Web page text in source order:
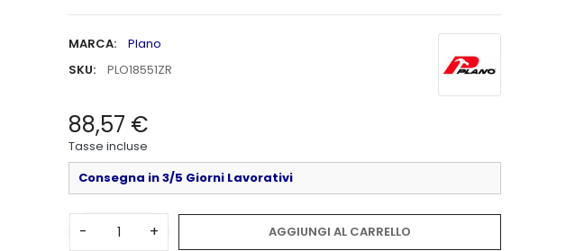
MARCA:
Plano
SKU:
PLO18551ZR
88,57 €
Tasse incluse
Consegna in 3/5 Giorni Lavorativi
- + AGGIUNGI AL CARRELLO